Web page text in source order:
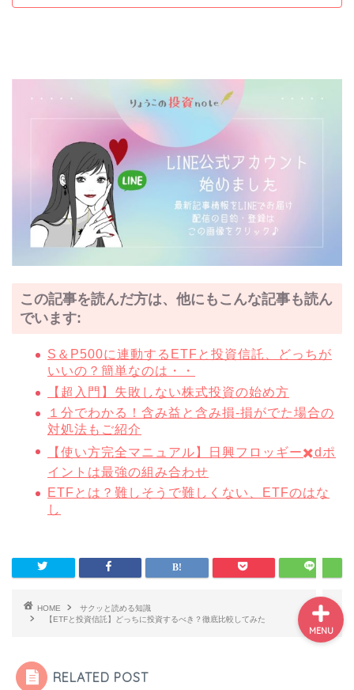
この記事を読んだ方は、他にもこんな記事も読ん
でいます:
S＆P500に連動するETFと投資信託、どっちが
いいの？簡単なのは・・
【超入門】失敗しない株式投資の始め方
１分でわかる！含み益と含み損-損がでた場合の
対処法もご紹介
【使い方完全マニュアル】日興フロッギー✖️dポ
イントは最強の組み合わせ
ETFとは？難しそうで難しくない、ETFのはな
し
HOME
サクッと読める知識
【ETFと投資信託】どっちに投資するべき？徹底比較してみた
RELATED POST
MENU
「資産1,000万円越え投資
家」を目指す７日間無料
メールレッスン
投資初心者が中級者にな
れる７ステップ
投資初心者・絶対に参加
した方がいいセミナーラ
ンキング
NISA記事まとめ-NISAで